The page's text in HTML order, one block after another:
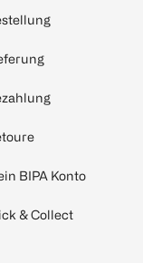
BIPA Konto
& Collect